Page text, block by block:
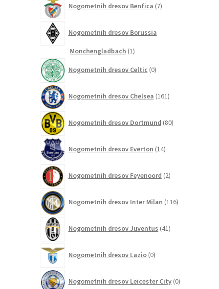
Nogometnih dresov Benfica 7izdelkov
Nogometnih dresov Borussia
Monchengladbach 11
Nogometnih dresov Celtic 0izdelkov
Nogometnih dresov Chelsea 161izdelkov
Nogometnih dresov Dortmund 80izdelkov
Nogometnih dresov Everton 14izdelkov
Nogometnih dresov Feyenoord 2izdelka
Nogometnih dresov Inter Milan 116izdelkov
Nogometnih dresov Juventus 41izdelkov
Nogometnih dresov Lazio 0izdelkov
Nogometnih dresov Leicester City 0izdelkov